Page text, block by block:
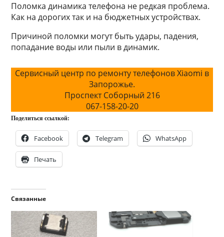
Поломка динамика телефона не редкая проблема.
Как на дорогих так и на бюджетных устройствах.
Причиной поломки могут быть удары, падения,
попадание воды или пыли в динамик.
Сервисный центр по ремонту телефонов Xiaomi в
Запорожье.
Проспект Соборный 216
067-158-20-20
Поделиться ссылкой:
Facebook Telegram WhatsApp
Печать
Связанные